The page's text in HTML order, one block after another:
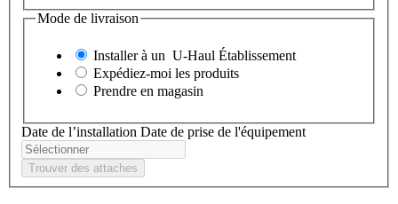
Mode de livraison
Installer à un U-Haul Établissement
Expédiez-moi les produits
Prendre en magasin
Date de l’installation Date de prise de l'équipement
Trouver des attaches